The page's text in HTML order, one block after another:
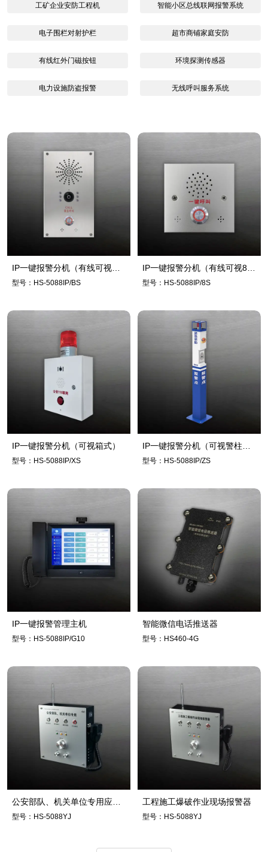
工矿企业安防工程机 智能小区总线联网报警系统
电子围栏对射护栏 超市商铺家庭安防
有线红外门磁按钮 环境探测传感器
电力设施防盗报警 无线呼叫服务系统
IP一键报警分机（有线可视壁
挂）
型号：HS-5088IP/BS
IP一键报警分机（有线可视86
型）
型号：HS-5088IP/8S
IP一键报警分机（可视箱式）
型号：HS-5088IP/XS
IP一键报警分机（可视警柱
型）
型号：HS-5088IP/ZS
IP一键报警管理主机
型号：HS-5088IP/G10
智能微信电话推送器
型号：HS460-4G
公安部队、机关单位专用应急
报警集成控制器
型号：HS-5088YJ
工程施工爆破作业现场报警器
型号：HS-5088YJ